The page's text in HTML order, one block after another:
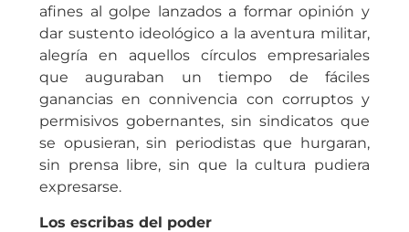
afines al golpe lanzados a formar opinión y
dar sustento ideológico a la aventura militar,
alegría en aquellos círculos empresariales
que auguraban un tiempo de fáciles
ganancias en connivencia con corruptos y
permisivos gobernantes, sin sindicatos que
se opusieran, sin periodistas que hurgaran,
sin prensa libre, sin que la cultura pudiera
expresarse.
Los escribas del poder